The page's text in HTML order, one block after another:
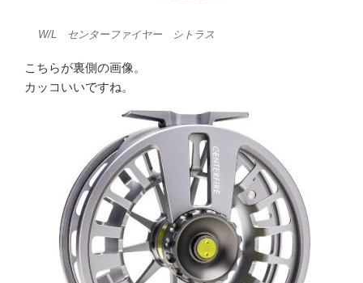
W/L センターファイヤー シトラス
こちらが裏側の画像。
カッコいいですね。